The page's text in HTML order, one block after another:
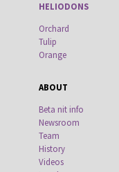
HELIODONS
Orchard
Tulip
Orange
ABOUT
Beta nit info
Newsroom
Team
History
Videos